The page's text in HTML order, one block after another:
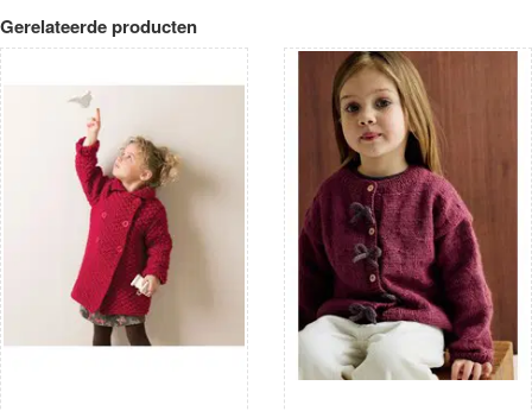
Gerelateerde producten